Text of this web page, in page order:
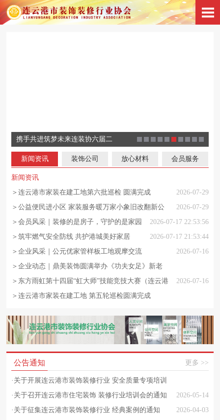
凝心聚力共启新篇协会第六届四
次会员大会顺利召开
连云港市装饰装修行业协会祝全
市人民元宵节快乐！
连云港市装饰装修行业协会春节
温暖传递 助力乡村振兴
连云港市装饰装修行业协会荣获
4A级社会组织殊荣
连云港市装饰装修企业学院主题
讲座开讲
携手共进筑梦未来连装协六届二
次会员大会成功召开
连装协校协合作装饰装修学院首
次主题讲座开讲
连云港市材装处和连云港市装协
召开住宅放心消费创建专题会
校协合作装饰装修学院新学年新
课堂开课了
协会成功举办装饰装修行业第二
堂专业培训课
新闻资讯 装饰公司 放心材料 会员服务
新闻资讯
＞连云港市家装在建工地第六批巡检 圆满完成
2026-07-29
＞公益便民进小区 家装服务暖万家小象旧改翻新公
益维修进小区
2026-07-29
＞会员风采｜装修的是房子，守护的是家园
2026-07-17 22:53:56
＞筑牢燃气安全防线 共护港城美好家居
2026-07-17 21:53:44
＞企业风采｜公元优家管样板工地观摩交流
2026-07-16
＞企业动态｜鼎美装饰圆满举办《功夫女足》新老
客户观影答谢活动
2026-07-14 22:53:55
＞东方雨虹第十四届“虹大师”技能竞技大赛（连云港
站）成功举办
2026-07-16
＞连云港市家装在建工地 第五轮巡检圆满完成
公告通知 更多 >>
· 关于开展连云港市装饰装修行业 安全质量专项培训
的通知
2026-06-24 22:43:44
· 关于召开连云港市住宅装饰 装修行业培训会的通知
2026-05-14
· 关于征集连云港市装饰装修行业 经典案例的通知
2026-04-03